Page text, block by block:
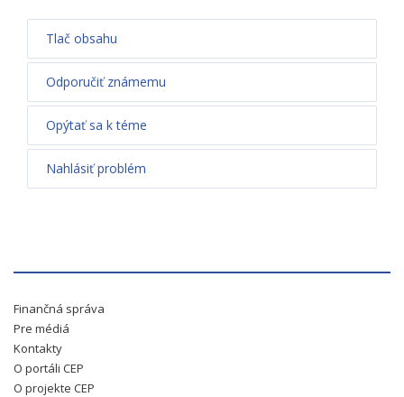
Tlač obsahu
Odporučiť známemu
Opýtať sa k téme
Nahlásiť problém
Finančná správa
Pre médiá
Kontakty
O portáli CEP
O projekte CEP